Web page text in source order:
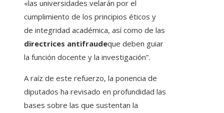
«las universidades velarán por el
cumplimiento de los principios éticos y
de integridad académica, así como de las
directrices antifraudeque deben guiar
la función docente y la investigación”.
A raíz de este refuerzo, la ponencia de
diputados ha revisado en profundidad las
bases sobre las que sustentan la